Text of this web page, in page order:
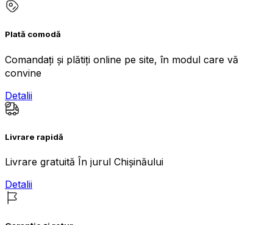
Plată comodă
Comandați și plătiți online pe site, în modul care vă
convine
Detalii
Livrare rapidă
Livrare gratuită În jurul Chișinăului
Detalii